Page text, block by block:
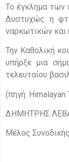
Το έγκλημα των
Δυστυχώς η
ναρκωτικών και
Την Καθολική
υπήρξε μια
τελευταίου
(πηγή:
ΔΗΜΗΤΡΗΣ
Μέλος